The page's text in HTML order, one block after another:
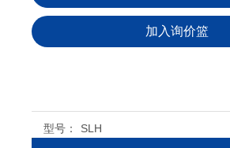
加入询价篮
型号： SLH